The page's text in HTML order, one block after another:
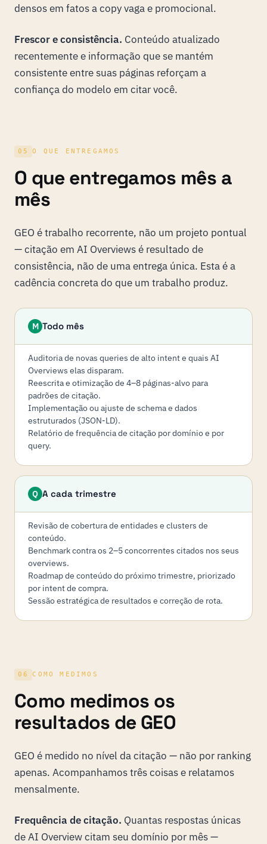
densos em fatos a copy vaga e promocional.
Frescor e consistência. Conteúdo atualizado
recentemente e informação que se mantém
consistente entre suas páginas reforçam a
confiança do modelo em citar você.
05 O QUE ENTREGAMOS
O que entregamos mês a
mês
GEO é trabalho recorrente, não um projeto pontual
— citação em AI Overviews é resultado de
consistência, não de uma entrega única. Esta é a
cadência concreta do que um trabalho produz.
M Todo mês
Auditoria de novas queries de alto intent e quais AI
Overviews elas disparam.
Reescrita e otimização de 4–8 páginas-alvo para
padrões de citação.
Implementação ou ajuste de schema e dados
estruturados (JSON-LD).
Relatório de frequência de citação por domínio e por
query.
Q A cada trimestre
Revisão de cobertura de entidades e clusters de
conteúdo.
Benchmark contra os 2–5 concorrentes citados nos seus
overviews.
Roadmap de conteúdo do próximo trimestre, priorizado
por intent de compra.
Sessão estratégica de resultados e correção de rota.
06 COMO MEDIMOS
Como medimos os
resultados de GEO
GEO é medido no nível da citação — não por ranking
apenas. Acompanhamos três coisas e relatamos
mensalmente.
Frequência de citação. Quantas respostas únicas
de AI Overview citam seu domínio por mês —